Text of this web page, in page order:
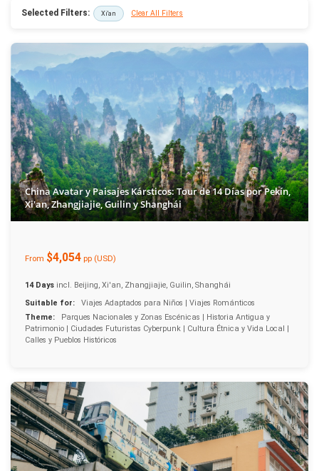
Selected Filters: Xi'an Clear All Filters
China Avatar y Paisajes Kársticos: Tour de 14 Días por Pekín,
Xi'an, Zhangjiajie, Guilin y Shanghái
From $4,054 pp (USD)
14 Days incl. Beijing, Xi'an, Zhangjiajie, Guilin, Shanghái
Suitable for:
Viajes Adaptados para Niños | Viajes Románticos
Theme:
Parques Nacionales y Zonas Escénicas | Historia Antigua y
Patrimonio | Ciudades Futuristas Cyberpunk | Cultura Étnica y Vida Local |
Calles y Pueblos Históricos